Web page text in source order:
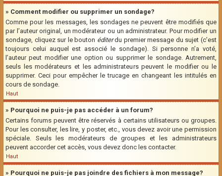
» Comment modifier ou supprimer un sondage?
Comme pour les messages, les sondages ne peuvent être modifiés que
par l’auteur original, un modérateur ou un administrateur. Pour modifier un
sondage, cliquez sur le bouton éditerdu premier message du sujet (c’est
toujours celui auquel est associé le sondage). Si personne n’a voté,
l’auteur peut modifier une option ou supprimer le sondage. Autrement,
seuls les modérateurs et les administrateurs peuvent le modifier ou le
supprimer. Ceci pour empêcher le trucage en changeant les intitulés en
cours de sondage.
Haut
» Pourquoi ne puis-je pas accéder à un forum?
Certains forums peuvent être réservés à certains utilisateurs ou groupes.
Pour les consulter, les lire, y poster, etc., vous devez avoir une permission
spéciale. Seuls les modérateurs de groupes et les administrateurs
peuvent accorder cet accès, vous devez donc les contacter.
Haut
» Pourquoi ne puis-je pas joindre des fichiers à mon message?